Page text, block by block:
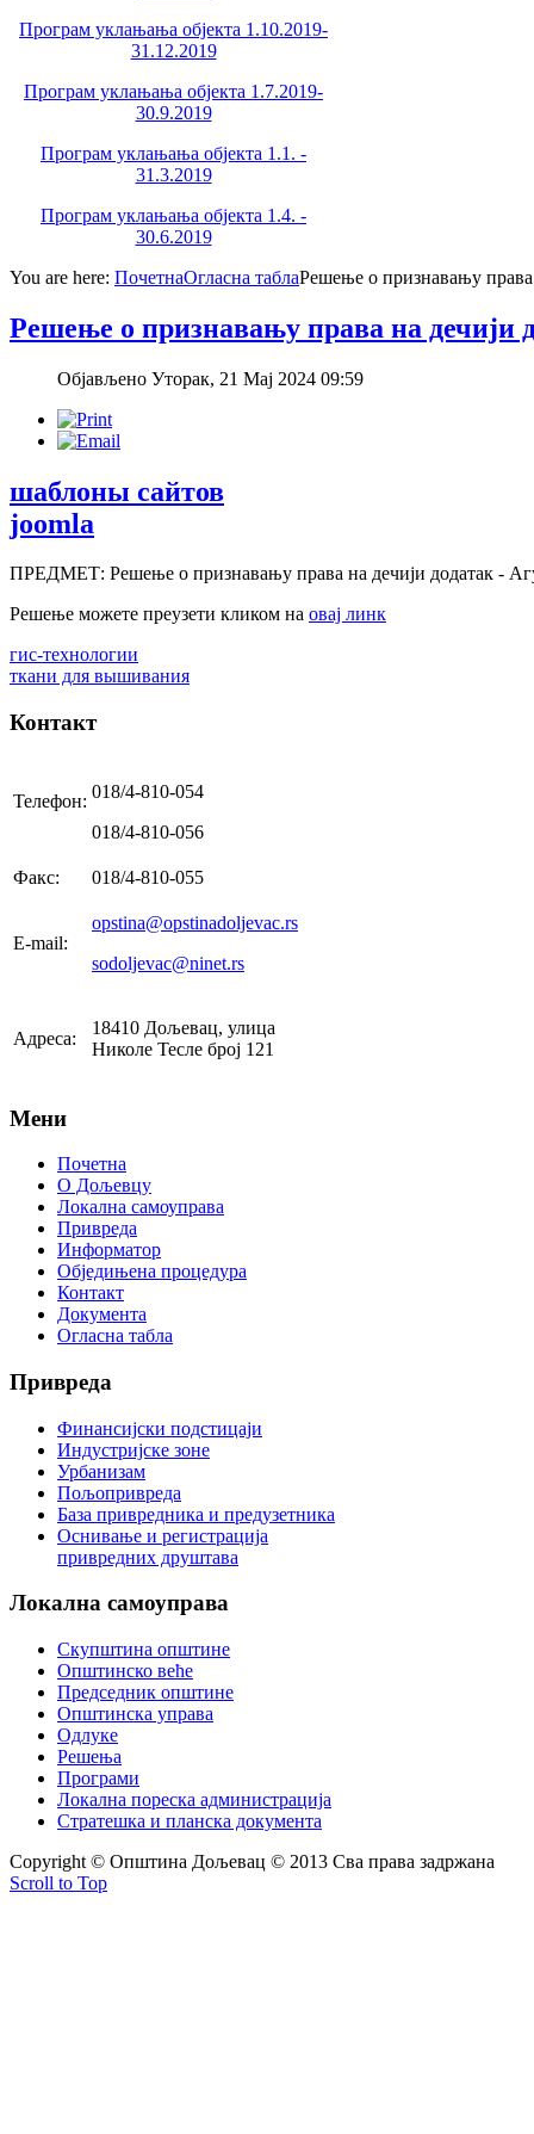
Програм уклањања објекта 1.10.2019-
31.12.2019
Програм уклањања објекта 1.7.2019-
30.9.2019
Програм уклањања објекта 1.1. -
31.3.2019
Програм уклањања објекта 1.4. -
30.6.2019
You are here: ПочетнаОгласна таблаРешење о признавању
Решење о признавању права на дечији
Објављено Уторак, 21 Мај 2024 09:59
шаблоны сайтов
joomla
ПРЕДМЕТ: Решење о признавању права на дечији додатак -
Решење можете преузети кликом на овај линк
гис-технологии
ткани для вышивания
Контакт
Телефон: 018/4-810-054
018/4-810-056
Факс: 018/4-810-055
E-mail:
opstina@opstinadoljevac.rs
sodoljevac@ninet.rs
Адреса:
18410 Дољевац, улица
Николе Тесле број 121
Мени
Почетна
О Дољевцу
Локална самоуправа
Привреда
Информатор
Обједињена процедура
Контакт
Документа
Огласна табла
Привреда
Финансијски подстицаји
Индустријске зоне
Урбанизам
Пољопривреда
База привредника и предузетника
Оснивање и регистрација
привредних друштава
Локална самоуправа
Скупштина општине
Општинско веће
Председник општине
Општинска управа
Одлуке
Решења
Програми
Локална пореска администрација
Стратешка и планска документа
Copyright © Oпштина Дољевац © 2013 Сва права задржана
Scroll to Top